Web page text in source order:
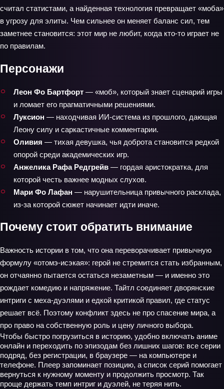
считал статистами, а найденная технология превращает «моба»
в угрозу для элиты. Чем сильнее он меняет баланс сил, тем
заметнее становится: этот мир не любит, когда кто-то играет не
по правилам.
Персонажи
Леон Фо Бартфорт — «моб», который знает сценарий игры
и ломает его прагматичными решениями.
Луксион — находчивая ИИ‑система из прошлого, дающая
Леону силу и саркастичные комментарии.
Оливия — тихая девушка, чья доброта становится редкой
опорой среди академических игр.
Анжелика Рафа Редгрейв — гордая аристократка, для
которой честь важнее модных слухов.
Мари Фо Лафан — нарушительница привычного расклада,
из-за которой сюжет начинает идти иначе.
Почему стоит обратить внимание
Важность истории в том, что она переворачивает привычную
формулу «отомэ‑исэкая»: герой не стремится стать избранным,
он отчаянно пытается остаться незаметным — и именно это
рождает комедию и напряжение. Тайтл соединяет дворянские
интриги с меха‑дуэлями и едкой критикой правил, где статус
решает всё. Поэтому конфликт здесь не про спасение мира, а
про право на собственную роль и цену личного выбора.
Чтобы быстро погрузиться в историю, удобно включать аниме
онлайн и переходить по эпизодам без лишних шагов: все серии
подряд, без регистрации, в браузере — на компьютере и
телефоне. Плеер запоминает позицию, а список серий помогает
вернуться к нужному моменту и продолжить просмотр. Так
проще держать темп интриг и дуэлей, не теряя нить.